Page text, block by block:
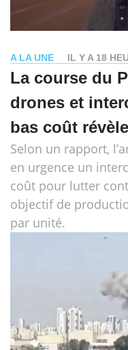
A LA UNE IL Y A 18
La course du
drones et
bas coût
Selon un rapport,
en urgence un
coût pour lutter
objectif de
par unité.